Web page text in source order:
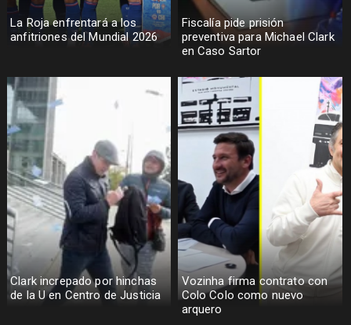
La Roja enfrentará a los
anfitriones del Mundial 2026
Fiscalía pide prisión
preventiva para Michael Clark
en Caso Sartor
Clark increpado por hinchas
de la U en Centro de Justicia
Vozinha firma contrato con
Colo Colo como nuevo
arquero